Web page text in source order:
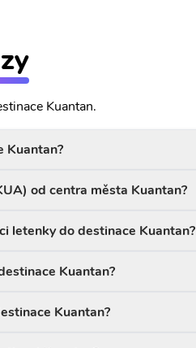
Kuantan.
Kuantan?
od centra města Kuantan?
letenky do destinace Kuantan?
Kuantan?
Kuantan?